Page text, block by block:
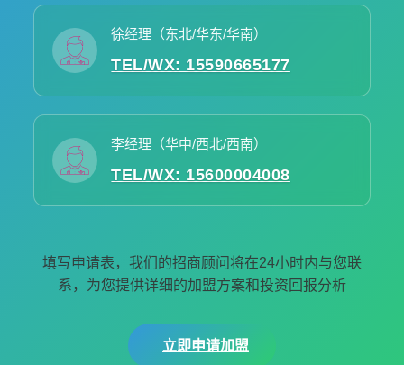
徐经理（东北/华东/华南）
TEL/WX: 15590665177
李经理（华中/西北/西南）
TEL/WX: 15600004008
填写申请表，我们的招商顾问将在24小时内与您联
系，为您提供详细的加盟方案和投资回报分析
立即申请加盟